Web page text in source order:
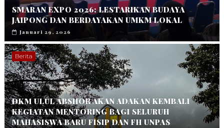
SMARAN EXPO 2026: LESTARIKAN BUDAYA
JAIPONG DAN BERDAYAKAN UMKM LOKAL
Januari 29, 2026
Berita
DKM ULUL ABSHOR AKAN ADAKAN KEMBALI
KEGIATAN MENTORING BAGI SELURUH
MAHASISWA BARU FISIP DAN FH UNPAS